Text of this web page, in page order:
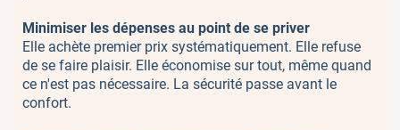
Minimiser les dépenses au point de se priver
Elle achète premier prix systématiquement. Elle refuse
de se faire plaisir. Elle économise sur tout, même quand
ce n'est pas nécessaire. La sécurité passe avant le
confort.